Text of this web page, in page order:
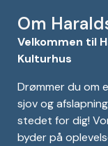
Om
Velkommen til
Kulturhus
Drømmer du om
sjov og
stedet for dig!
byder på